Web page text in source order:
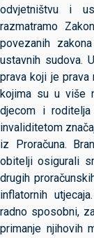
odvjetništvu i
razmatramo
povezanih
ustavnih sudova.
prava koji je
kojima su u više
djecom i
invaliditetom
iz Proračuna.
obitelji osigurali
drugih
inflatornih
radno sposobni,
primanje njihovih